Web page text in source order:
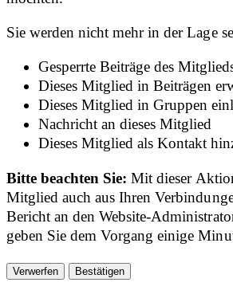
Sie werden nicht mehr in der Lage
Gesperrte Beiträge des
Dieses Mitglied in Beiträgen
Dieses Mitglied in Gruppen
Nachricht an dieses Mitglied
Dieses Mitglied als Kontakt
Bitte beachten Sie:Mit dieser
Mitglied auch aus Ihren
Bericht an den Website-
geben Sie dem Vorgang einige
Bestätigen